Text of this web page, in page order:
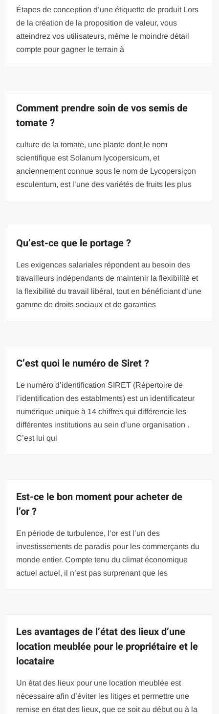
Étapes de conception d’une étiquette de produit Lors
de la création de la proposition de valeur, vous
atteindrez vos utilisateurs, même le moindre détail
compte pour gagner le terrain à
Comment prendre soin de vos semis de
tomate ?
culture de la tomate, une plante dont le nom
scientifique est Solanum lycopersicum, et
anciennement connue sous le nom de Lycopersiçon
esculentum, est l’une des variétés de fruits les plus
Qu’est-ce que le portage ?
Les exigences salariales répondent au besoin des
travailleurs indépendants de maintenir la flexibilité et
la flexibilité du travail libéral, tout en bénéficiant d’une
gamme de droits sociaux et de garanties
C’est quoi le numéro de Siret ?
Le numéro d’identification SIRET (Répertoire de
l’identification des establments) est un identificateur
numérique unique à 14 chiffres qui différencie les
différentes institutions au sein d’une organisation .
C’est lui qui
Est-ce le bon moment pour acheter de
l’or ?
En période de turbulence, l’or est l’un des
investissements de paradis pour les commerçants du
monde entier. Compte tenu du climat économique
actuel actuel, il n’est pas surprenant que les
Les avantages de l’état des lieux d’une
location meublée pour le propriétaire et le
locataire
Un état des lieux pour une location meublée est
nécessaire afin d’éviter les litiges et permettre une
remise en état des lieux, que ce soit au début ou à la